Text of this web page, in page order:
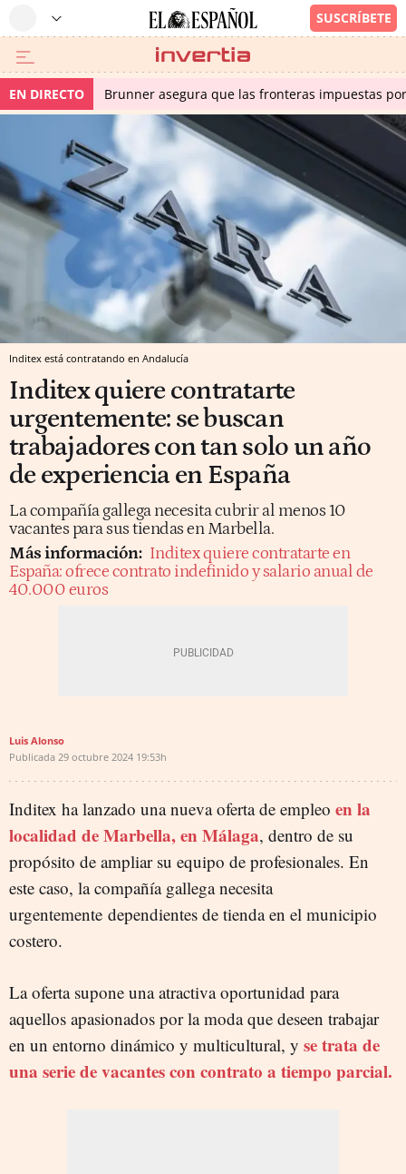
EN DIRECTO Brunner asegura que las fronteras impuestas
Inditex está contratando en Andalucía
Inditex quiere contratarte
urgentemente: se buscan
trabajadores con tan solo un año
de experiencia en España
La compañía gallega necesita cubrir al menos 10
vacantes para sus tiendas en Marbella.
Más información: Inditex quiere contratarte en
España: ofrece contrato indefinido y salario anual de
40.000 euros
Luis Alonso
Publicada 29 octubre 2024 19:53h
Inditex ha lanzado una nueva oferta de empleo en la
localidad de Marbella, en Málaga, dentro de su
propósito de ampliar su equipo de profesionales. En
este caso, la compañía gallega necesita
urgentemente dependientes de tienda en el municipio
costero.
La oferta supone una atractiva oportunidad para
aquellos apasionados por la moda que deseen trabajar
en un entorno dinámico y multicultural, y se trata de
una serie de vacantes con contrato a tiempo parcial.